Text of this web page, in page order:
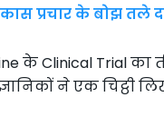
प्रचार के बोझ तले
के Clinical Trial का
ने एक चिट्ठी